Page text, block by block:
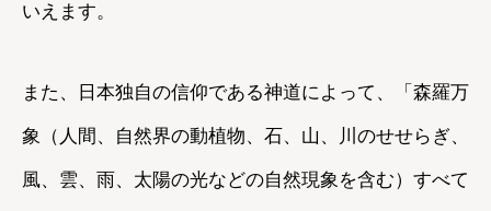
いえます。
また、日本独自の信仰である神道によって、「森羅万
象（人間、自然界の動植物、石、山、川のせせらぎ、
風、雲、雨、太陽の光などの自然現象を含む）すべて